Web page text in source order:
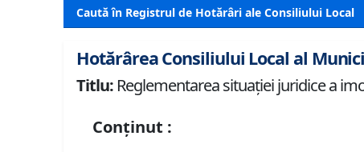
Caută în Registrul de Hotărâri ale Consiliului Local
Hotărârea Consiliului Local al
Titlu: Reglementarea situației juridice a
Conținut :